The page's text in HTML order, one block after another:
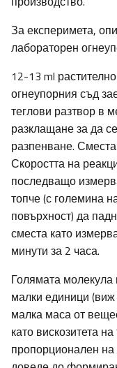
За експеримета,
лабораторен
12-13 ml
огнеупорния съд
теглови разтвор в
разклащане за да
разпенване.
Скоростта на
последващо
топче (с големина
повърхност) да
сместа като
минути за 2 часа.
Голямата
малки единици
малка маса от
като вискозитета
пропорционален